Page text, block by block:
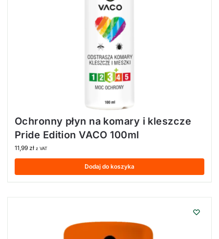
Ochronny płyn na komary i kleszcze
Pride Edition VACO 100ml
11,99 zł z VAT
Dodaj do koszyka